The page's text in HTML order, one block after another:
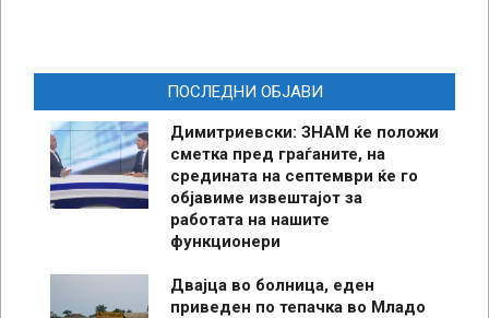
ПОСЛЕДНИ ОБЈАВИ
Димитриевски: ЗНАМ ќе положи
сметка пред граѓаните, на
средината на септември ќе го
објавиме извештајот за
работата на нашите
функционери
Двајца во болница, еден
приведен по тепачка во Младо